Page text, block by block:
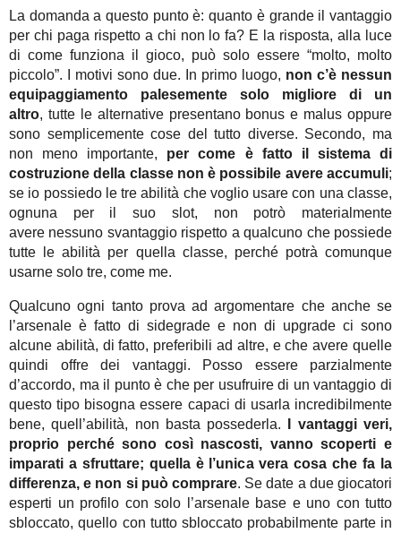
La domanda a questo punto è: quanto è grande il vantaggio
per chi paga rispetto a chi non lo fa? E la risposta, alla luce
di come funziona il gioco, può solo essere “molto, molto
piccolo”. I motivi sono due. In primo luogo, non c’è nessun
equipaggiamento palesemente solo migliore di un
altro, tutte le alternative presentano bonus e malus oppure
sono semplicemente cose del tutto diverse. Secondo, ma
non meno importante, per come è fatto il sistema di
costruzione della classe non è possibile avere accumuli;
se io possiedo le tre abilità che voglio usare con una classe,
ognuna per il suo slot, non potrò materialmente
avere nessuno svantaggio rispetto a qualcuno che possiede
tutte le abilità per quella classe, perché potrà comunque
usarne solo tre, come me.
Qualcuno ogni tanto prova ad argomentare che anche se
l’arsenale è fatto di sidegrade e non di upgrade ci sono
alcune abilità, di fatto, preferibili ad altre, e che avere quelle
quindi offre dei vantaggi. Posso essere parzialmente
d’accordo, ma il punto è che per usufruire di un vantaggio di
questo tipo bisogna essere capaci di usarla incredibilmente
bene, quell’abilità, non basta possederla.
I vantaggi veri,
proprio perché sono così nascosti, vanno scoperti e
imparati a sfruttare; quella è l’unica vera cosa che fa la
differenza, e non si può comprare. Se date a due giocatori
esperti un profilo con solo l’arsenale base e uno con tutto
sbloccato, quello con tutto sbloccato probabilmente parte in